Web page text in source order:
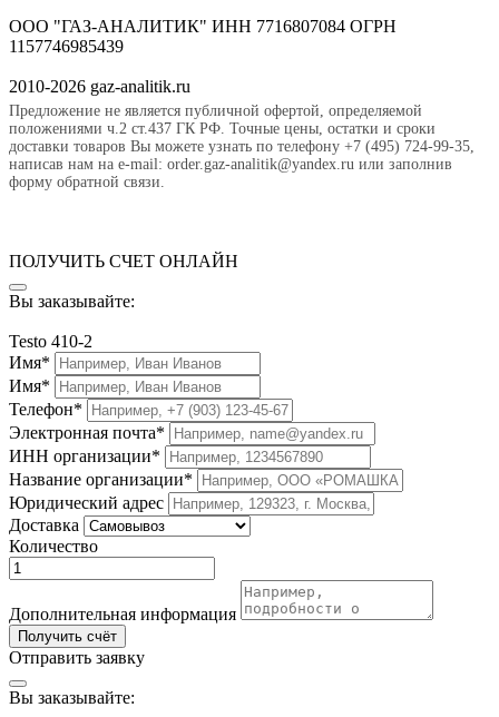
ООО "ГАЗ-АНАЛИТИК" ИНН 7716807084 ОГРН
1157746985439
2010-2026 gaz-analitik.ru
Предложение не является публичной офертой, определяемой
положениями ч.2 ст.437 ГК РФ. Точные цены, остатки и сроки
доставки товаров Вы можете узнать по телефону +7 (495) 724-99-35,
написав нам на e-mail: order.gaz-analitik@yandex.ru или заполнив
форму обратной связи.
ПОЛУЧИТЬ СЧЕТ ОНЛАЙН
Вы заказывайте:
Testo 410-2
Имя*
Имя*
Телефон*
Электронная почта*
ИНН организации*
Название организации*
Юридический адрес
Доставка
Количество
Дополнительная информация
Получить счёт
Отправить заявку
Вы заказывайте: